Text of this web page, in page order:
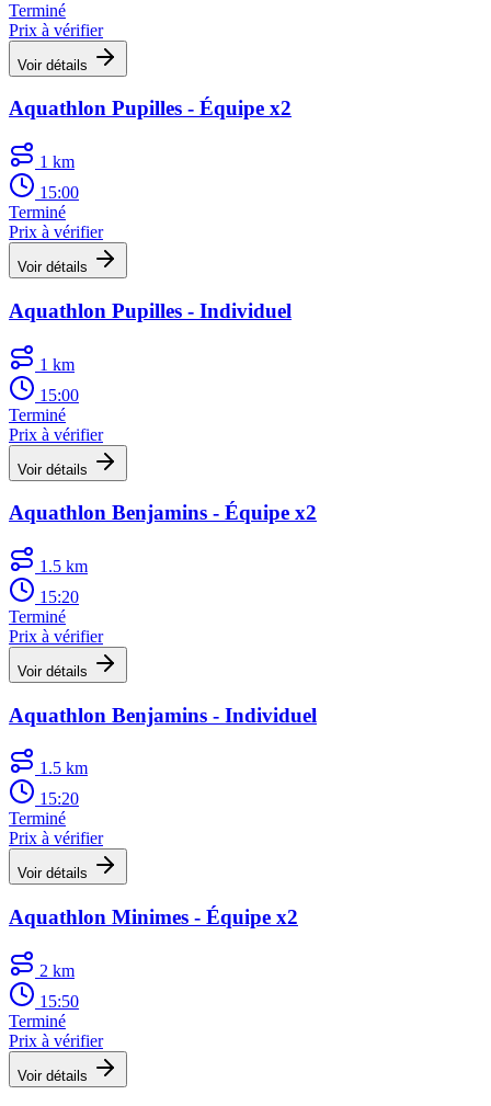
Terminé
Prix à vérifier
Voir détails
Aquathlon Pupilles - Équipe x2
1 km
15:00
Terminé
Prix à vérifier
Voir détails
Aquathlon Pupilles - Individuel
1 km
15:00
Terminé
Prix à vérifier
Voir détails
Aquathlon Benjamins - Équipe x2
1.5 km
15:20
Terminé
Prix à vérifier
Voir détails
Aquathlon Benjamins - Individuel
1.5 km
15:20
Terminé
Prix à vérifier
Voir détails
Aquathlon Minimes - Équipe x2
2 km
15:50
Terminé
Prix à vérifier
Voir détails